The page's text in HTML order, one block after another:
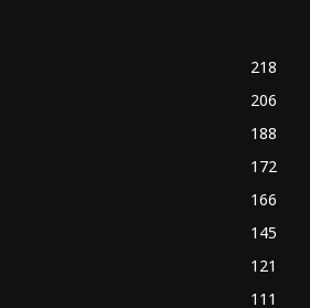
218
206
188
172
166
145
121
111